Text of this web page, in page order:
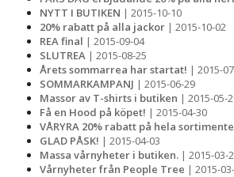
NYTT I BUTIKEN | 2015-10-10
20% rabatt på alla jackor | 2015-10-02
REA final | 2015-09-04
SLUTREA | 2015-08-25
Årets sommarrea har startat! | 2015-
SOMMARKAMPANJ | 2015-06-29
Massor av T-shirts i butiken | 2015-05-
Få en Hood på köpet! | 2015-04-30
VÅRYRA 20% rabatt på hela
GLAD PÅSK! | 2015-04-03
Massa vårnyheter i butiken. | 2015-03-
Vårnyheter från People Tree | 2015-